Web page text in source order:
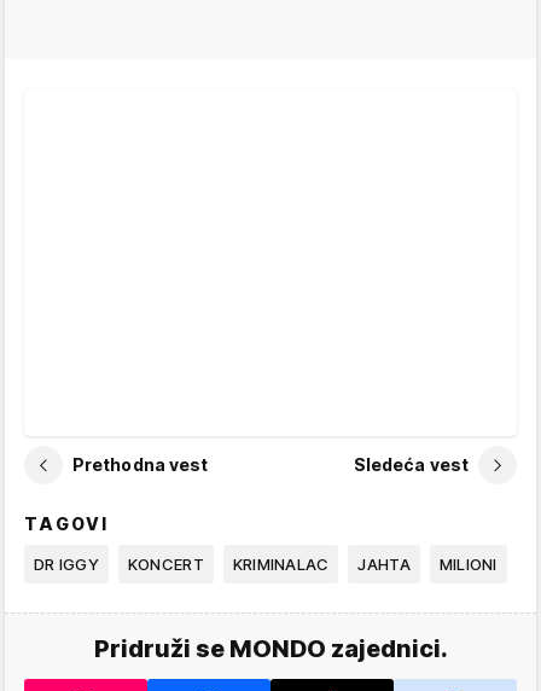
Prethodna vest Sledeća vest
TAGOVI
DR IGGY KONCERT KRIMINALAC JAHTA MILIONI
Pridruži se MONDO zajednici.